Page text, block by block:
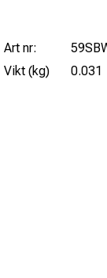
Art nr:
Vikt (kg)
0.031